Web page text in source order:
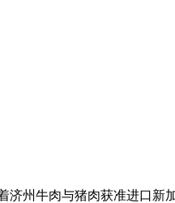
州牛肉与猪肉获准进口